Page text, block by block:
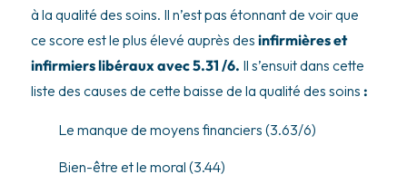
à la qualité des soins. Il n’est pas étonnant de voir que
ce score est le plus élevé auprès des infirmières et
infirmiers libéraux avec 5.31 /6. Il s’ensuit dans cette
liste des causes de cette baisse de la qualité des soins :
Le manque de moyens financiers (3.63/6)
Bien-être et le moral (3.44)